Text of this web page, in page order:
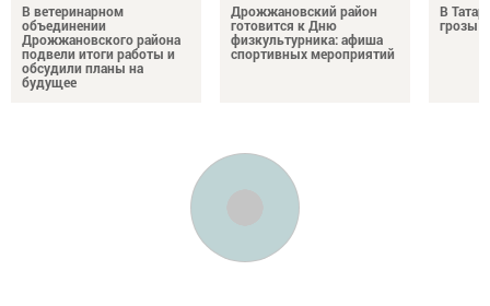
В ветеринарном
объединении
Дрожжановского района
подвели итоги работы и
обсудили планы на
будущее
Дрожжановский район
готовится к Дню
физкультурника: афиша
спортивных мероприятий
В
грозы